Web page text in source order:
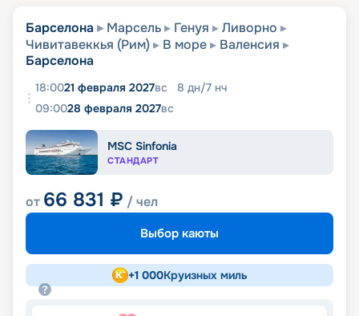
Барселона Марсель Генуя
Ливорно
Чивитавеккья (Рим)
В море
Валенсия
Барселона
18:0021 февраля 2027вс 8 дн/7 нч
09:0028 февраля 2027вс
MSC Sinfonia
СТАНДАРТ
от 66 831 ₽ / чел
Выбор каюты
+1 000Круизных миль